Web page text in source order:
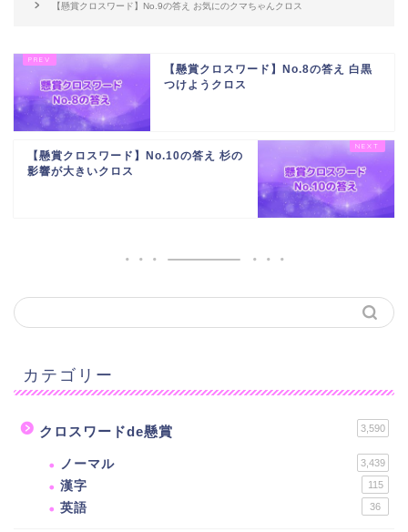
【懸賞クロスワード】No.9の答え お気にのクマちゃんクロス
【懸賞クロスワード】No.8の答え 白黒
つけようクロス
【懸賞クロスワード】No.10の答え 杉の
影響が大きいクロス
カテゴリー
クロスワードde懸賞 3,590
ノーマル 3,439
漢字 115
英語 36